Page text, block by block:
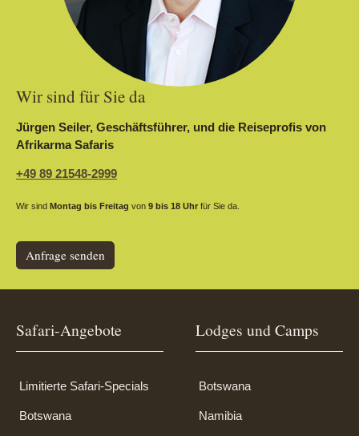
Wir sind für Sie da
Jürgen Seiler, Geschäftsführer, und die Reiseprofis von
Afrikarma Safaris
+49 89 21548-2999
Wir sind Montag bis Freitag von 9 bis 18 Uhr für Sie da.
Anfrage senden
Safari-Angebote
Limitierte Safari-Specials
Botswana
Lodges und Camps
Botswana
Namibia